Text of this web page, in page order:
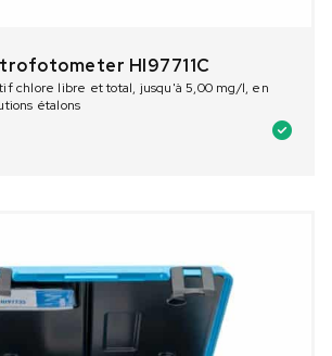
HI97711C
chlore libre et total, jusqu'à 5,00 mg/l, en
étalons